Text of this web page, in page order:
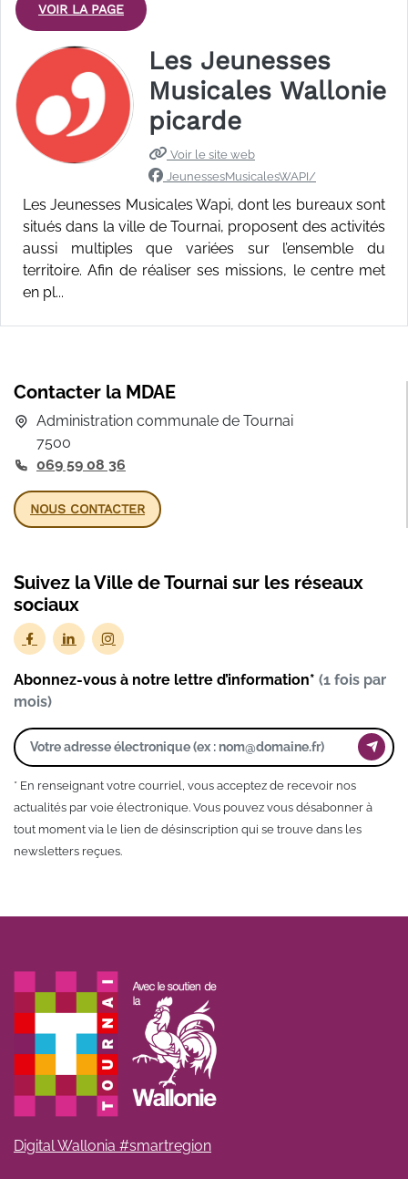
VOIR LA PAGE
Les Jeunesses
Musicales Wallonie
picarde
Voir le site web
JeunessesMusicalesWAPI/
Les Jeunesses Musicales Wapi, dont les bureaux sont
situés dans la ville de Tournai, proposent des activités
aussi multiples que variées sur l’ensemble du
territoire. Afin de réaliser ses missions, le centre met
en pl...
Contacter la MDAE
Administration communale de Tournai
7500
069 59 08 36
NOUS CONTACTER
Suivez la Ville de Tournai sur les réseaux
sociaux
Abonnez-vous à notre lettre d’information* (1 fois par
mois)
* En renseignant votre courriel, vous acceptez de recevoir nos
actualités par voie électronique. Vous pouvez vous désabonner à
tout moment via le lien de désinscription qui se trouve dans les
newsletters reçues.
Digital Wallonia #smartregion